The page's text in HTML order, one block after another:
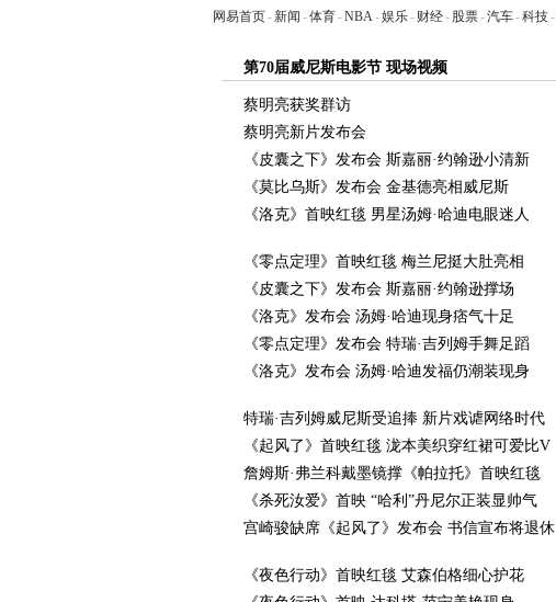
网易首页-新闻 -体育-NBA-娱乐- 财经- 股票-汽车-科技-
第70届威尼斯电影节 现场视频
蔡明亮获奖群访
蔡明亮新片发布会
《皮囊之下》发布会 斯嘉丽·约翰逊小清新
《莫比乌斯》发布会 金基德亮相威尼斯
《洛克》首映红毯 男星汤姆·哈迪电眼迷人
《零点定理》首映红毯 梅兰尼挺大肚亮相
《皮囊之下》发布会 斯嘉丽·约翰逊撑场
《洛克》发布会 汤姆·哈迪现身痞气十足
《零点定理》发布会 特瑞·吉列姆手舞足蹈
《洛克》发布会 汤姆·哈迪发福仍潮装现身
特瑞·吉列姆威尼斯受追捧 新片戏谑网络时代
《起风了》首映红毯 泷本美织穿红裙可爱比V
詹姆斯·弗兰科戴墨镜撑《帕拉托》首映红毯
《杀死汝爱》首映 “哈利”丹尼尔正装显帅气
宫崎骏缺席《起风了》发布会 书信宣布将退休
《夜色行动》首映红毯 艾森伯格细心护花